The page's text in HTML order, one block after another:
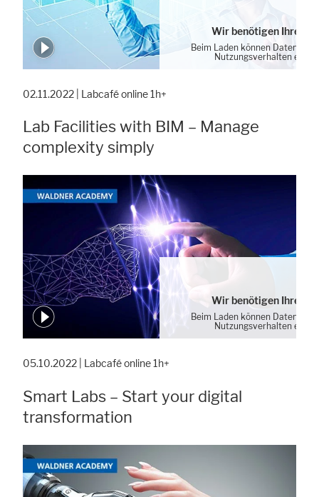
Wir benötigen Ihre
Beim Laden können Daten von
Nutzungsverhalten
02.11.2022 | Labcafé online 1h+
Lab Facilities with BIM – Manage
complexity simply
Wir benötigen Ihre
Beim Laden können Daten von
Nutzungsverhalten
05.10.2022 | Labcafé online 1h+
Smart Labs – Start your digital
transformation